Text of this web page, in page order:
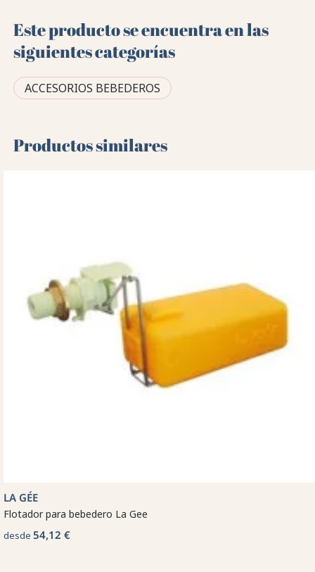
Este producto se encuentra en las
siguientes categorías
ACCESORIOS BEBEDEROS
Productos similares
LA GÉE
Flotador para bebedero La Gee
desde 54,12 €